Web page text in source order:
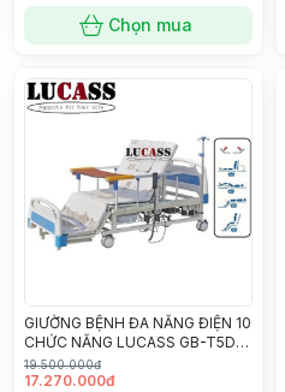
Chọn mua
GIƯỜNG BỆNH ĐA NĂNG ĐIỆN 10
CHỨC NĂNG LUCASS GB-T5D
(T5E)
19.500.000đ
17.270.000đ